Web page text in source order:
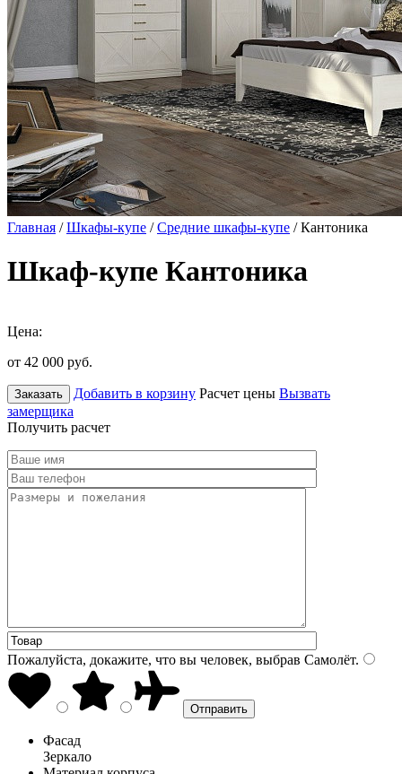
Главная /Шкафы-купе /Средние шкафы-купе / Кантоника
Шкаф-купе Кантоника
Цена:
от 42 000 руб.
Заказать Добавить в корзину Расчет цены Вызвать
замерщика
Получить расчет
Пожалуйста, докажите, что вы человек, выбрав Самолёт.
Фасад
Зеркало